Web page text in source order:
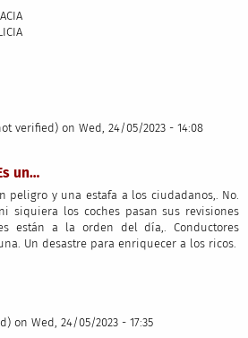
verified) on Wed, 24/05/2023 - 14:08
un…
peligro y una estafa a los ciudadanos,. No.
siquiera los coches pasan sus revisiones
están a la orden del día,. Conductores
Un desastre para enriquecer a los ricos.
on Wed, 24/05/2023 - 17:35